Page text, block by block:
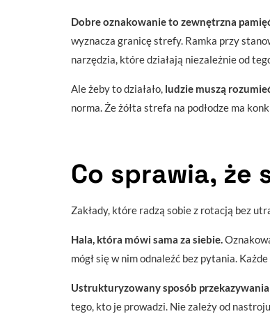
Dobre oznakowanie to zewnętrzna
wyznacza granicę strefy. Ramka przy
narzędzia, które działają niezależnie od
Ale żeby to działało, ludzie muszą
norma. Że żółta strefa na podłodze ma
Co sprawia, że
Zakłady, które radzą sobie z rotacją bez
Hala, która mówi sama za siebie.
mógł się w nim odnaleźć bez pytania.
Ustrukturyzowany sposób
tego, kto je prowadzi. Nie zależy od